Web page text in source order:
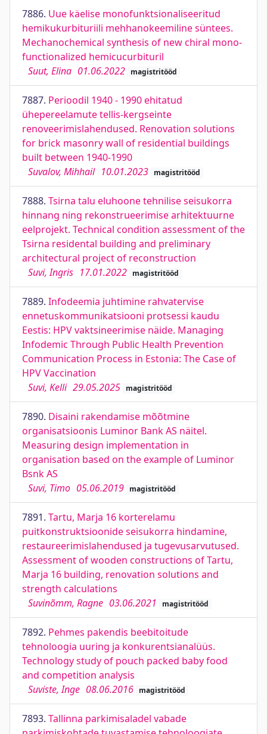
7886. Uue käelise monofunktsionaliseeritud
hemikukurbituriili mehhanokeemiline süntees.
Mechanochemical synthesis of new chiral mono-
functionalized hemicucurbituril
Suut, Elina 01.06.2022 magistritööd
7887. Perioodil 1940 - 1990 ehitatud
ühepereelamute tellis-kergseinte
renoveerimislahendused. Renovation solutions
for brick masonry wall of residential buildings
built between 1940-1990
Suvalov, Mihhail 10.01.2023 magistritööd
7888. Tsirna talu eluhoone tehnilise seisukorra
hinnang ning rekonstrueerimise arhitektuurne
eelprojekt. Technical condition assessment of the
Tsirna residental building and preliminary
architectural project of reconstruction
Suvi, Ingris 17.01.2022 magistritööd
7889. Infodeemia juhtimine rahvatervise
ennetuskommunikatsiooni protsessi kaudu
Eestis: HPV vaktsineerimise näide. Managing
Infodemic Through Public Health Prevention
Communication Process in Estonia: The Case of
HPV Vaccination
Suvi, Kelli 29.05.2025 magistritööd
7890. Disaini rakendamise mõõtmine
organisatsioonis Luminor Bank AS näitel.
Measuring design implementation in
organisation based on the example of Luminor
Bsnk AS
Suvi, Timo 05.06.2019 magistritööd
7891. Tartu, Marja 16 korterelamu
puitkonstruktsioonide seisukorra hindamine,
restaureerimislahendused ja tugevusarvutused.
Assessment of wooden constructions of Tartu,
Marja 16 building, renovation solutions and
strength calculations
Suvinõmm, Ragne 03.06.2021 magistritööd
7892. Pehmes pakendis beebitoitude
tehnoloogia uuring ja konkurentsianalüüs.
Technology study of pouch packed baby food
and competition analysis
Suviste, Inge 08.06.2016 magistritööd
7893. Tallinna parkimisaladel vabade